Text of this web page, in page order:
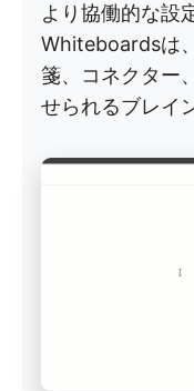
より協働的な設
Whiteboardsは
箋、コネクター
せられるブレイ